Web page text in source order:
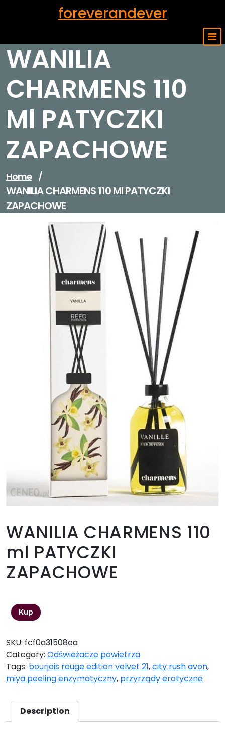
foreverandever
WANILIA
CHARMENS 110
Ml PATYCZKI
ZAPACHOWE
Home /
WANILIA CHARMENS 110 Ml PATYCZKI
ZAPACHOWE
WANILIA CHARMENS 110
ml PATYCZKI
ZAPACHOWE
Kup
SKU: fcf0a31508ea
Category: Odświeżacze powietrza
Tags: bourjois rouge edition velvet 21,city rush avon,
miya peeling enzymatyczny, przyrządy erotyczne
Description